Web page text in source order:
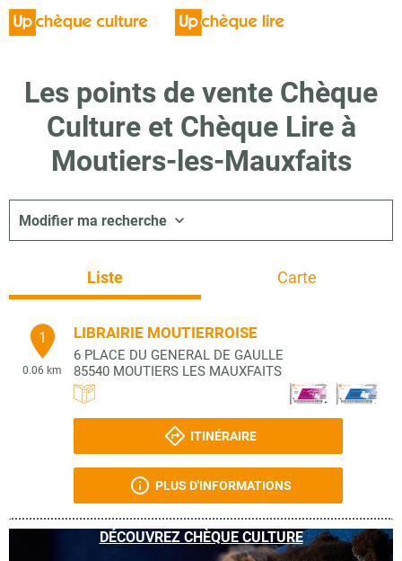
Les points de vente Chèque
Culture et Chèque Lire à
Moutiers-les-Mauxfaits
Modifier ma recherche
Liste Carte
1
0.06 km
LIBRAIRIE MOUTIERROISE
6 PLACE DU GENERAL DE GAULLE
85540 MOUTIERS LES MAUXFAITS
ITINÉRAIRE
PLUS D'INFORMATIONS
DÉCOUVREZ CHÈQUE CULTURE